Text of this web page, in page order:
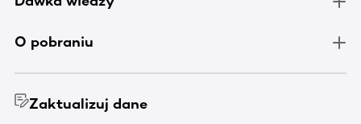
O pobraniu
Zaktualizuj dane